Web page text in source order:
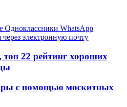
Одноклассники WhatsApp
через электронную почту
22 рейтинг хороших
с помощью москитных